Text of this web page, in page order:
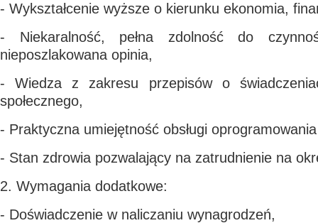
- Wykształcenie wyższe o kierunku ekonomia,
- Niekaralność, pełna zdolność do
nieposzlakowana opinia,
- Wiedza z zakresu przepisów o
społecznego,
- Praktyczna umiejętność obsługi oprogramowania
- Stan zdrowia pozwalający na zatrudnienie na
2. Wymagania dodatkowe:
- Doświadczenie w naliczaniu wynagrodzeń,